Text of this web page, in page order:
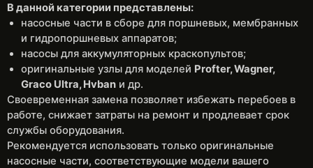
В данной категории представлены:
насосные части в сборе для поршневых, мембранных
и гидропоршневых аппаратов;
насосы для аккумуляторных краскопультов;
оригинальные узлы для моделей Profter, Wagner,
Graco Ultra, Hvban и др.
Своевременная замена позволяет избежать перебоев в
работе, снижает затраты на ремонт и продлевает срок
службы оборудования.
Рекомендуется использовать только оригинальные
насосные части, соответствующие модели вашего